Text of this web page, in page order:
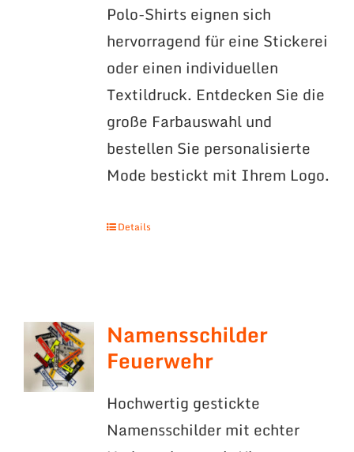
Polo-Shirts eignen sich
hervorragend für eine Stickerei
oder einen individuellen
Textildruck. Entdecken Sie die
große Farbauswahl und
bestellen Sie personalisierte
Mode bestickt mit Ihrem Logo.
Details
Namensschilder
Feuerwehr
Hochwertig gestickte
Namensschilder mit echter